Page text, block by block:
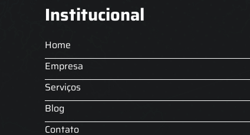
Institucional
Home
Empresa
Serviços
Blog
Contato